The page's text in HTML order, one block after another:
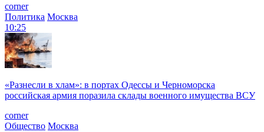
corner
Политика Москва
10:25
«Разнесли в хлам»: в портах Одессы и Черноморска
российская армия поразила склады военного имущества ВСУ
corner
Общество Москва